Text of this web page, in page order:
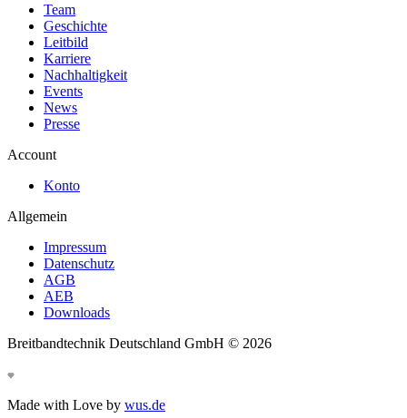
Team
Geschichte
Leitbild
Karriere
Nachhaltigkeit
Events
News
Presse
Account
Konto
Allgemein
Impressum
Datenschutz
AGB
AEB
Downloads
Breitbandtechnik Deutschland GmbH © 2026
Made with Love by wus.de